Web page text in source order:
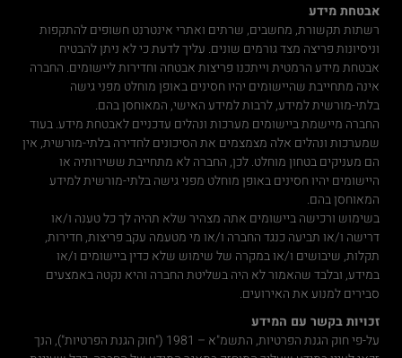
אבטחת מידע
רשתות תקשורת, מחשבים, שרתים ואתרי אינטרנט חשופים להתקפות
וניסיונות פריצה מצד גורמים שונים. עליך לדעת כי לא ניתן להבטיח
אבטחת מידע הרמטית וייתכנו פריצות אבטחה וחדירות ליישומים. החברה
אינה מתחייבת שהיישומים יהיו חסינים באופן מוחלט מפני גישה
בלתי-מורשית למידע, לרבות למידע האישי, המאוחסן בהם.
החברה מיישמת ביישומים מערכות ונהלים עדכניים לאבטחת מידע. בעוד
שמערכות ונהלים אלה מצמצמים את הסיכונים לחדירה בלתי-מורשית, אין
הם מעניקים בטחון מוחלט. לכן, החברה לא מתחייבת ששירותיה או
היישומים יהיו חסינים באופן מוחלט מפני גישה בלתי-מורשית למידע
המאוחסן בהם.
בשימוש ורכישה ביישומים אתה מצהיר שלא תהיה לך כל טענה ו/או
דרישה ו/או תביעה כנגד החברה ו/או מי מטעמה עקב פריצות, חדירות,
תקלות, שיבושים ו/או במקרה של שימוש שלא כדין ביישומים ו/או
במידע, ובלבד שהאמור לא היה בשליטת החברה והיא נקטה באמצעים
סבירים למנוע את האירועים.
זכויות בקשר עם המידע
על-פי חוק הגנת הפרטיות, התשמ"א – 1981 ("חוק הגנת הפרטיות"), הנך